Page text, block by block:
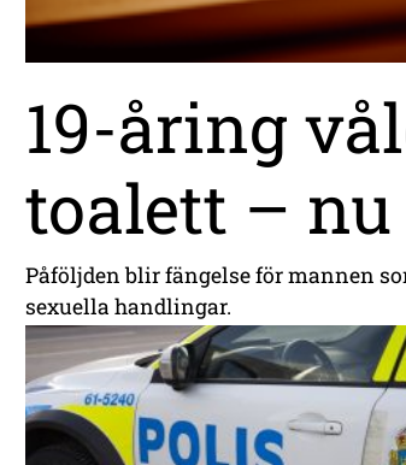
19-åring
toalett –
Påföljden blir fängelse för mannen
sexuella handlingar.